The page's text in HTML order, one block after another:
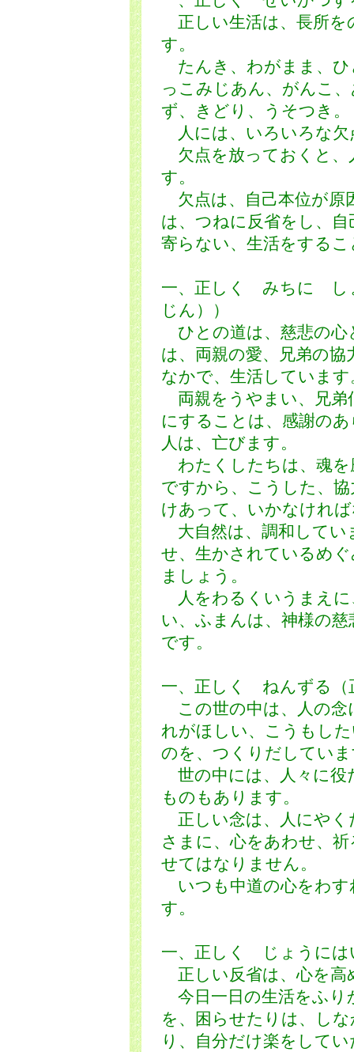
正しい生活は、長所を
す。
たんき、わがまま、ひ
っこみじあん、がんこ
ず、きどり、うそつき。
人には、いろいろな欠
欠点を放っておくと、
す。
欠点は、自己本位が原
は、つねに反省をし、
寄らない、生活をするこ
一、正しく みちに し
じん））
ひとの道は、慈悲の心
は、両親の愛、兄弟の
なかで、生活しています
両親をうやまい、兄弟
にすることは、感謝の
人は、亡びます。
わたくしたちは、魂を
ですから、こうした、
けあって、いかなけれ
大自然は、調和してい
せ、生かされているめ
ましょう。
人をわるくいうまえに
い、ふまんは、神様の
です。
一、正しく ねんずる（
この世の中は、人の念
れがほしい、こうもし
のを、つくりだしてい
世の中には、人々に役
ものもあります。
正しい念は、人にやく
さまに、心をあわせ、
せてはなりません。
いつも中道の心をわす
す。
一、正しく じょうには
正しい反省は、心を高
今日一日の生活をふり
を、困らせたりは、し
り、自分だけ楽をして